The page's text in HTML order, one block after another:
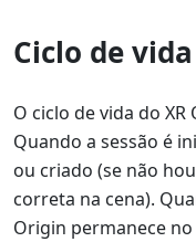
Ciclo de
O ciclo de vida do
Quando a sessão é
ou criado (se não
correta na cena).
Origin permanece